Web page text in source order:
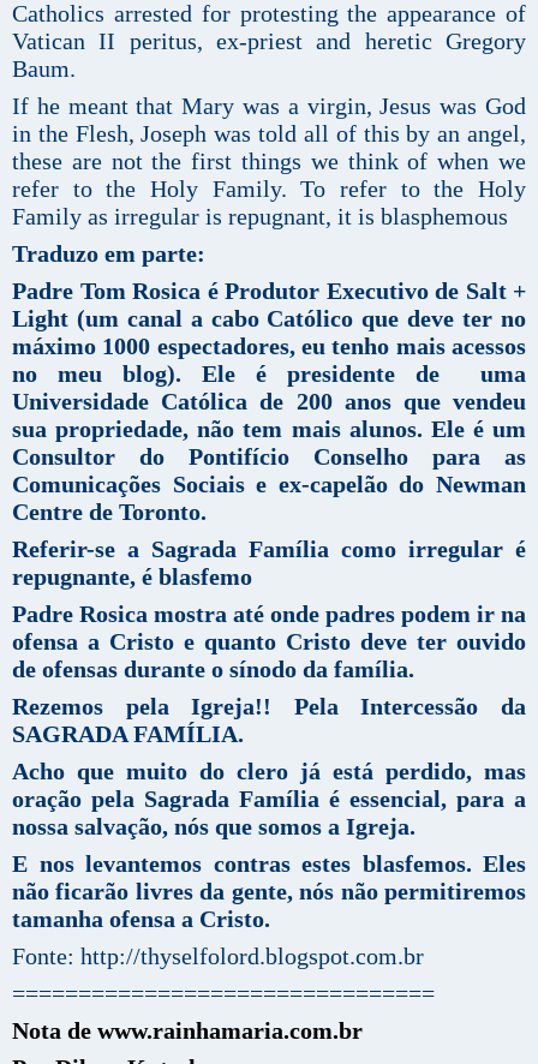
Catholics arrested for protesting the appearance of
Vatican II peritus, ex-priest and heretic Gregory
Baum.
If he meant that Mary was a virgin, Jesus was God
in the Flesh, Joseph was told all of this by an angel,
these are not the first things we think of when we
refer to the Holy Family. To refer to the Holy
Family as irregular is repugnant, it is blasphemous
Traduzo em parte:
Padre Tom Rosica é Produtor Executivo de Salt +
Light (um canal a cabo Católico que deve ter no
máximo 1000 espectadores, eu tenho mais acessos
no meu blog). Ele é presidente de uma
Universidade Católica de 200 anos que vendeu
sua propriedade, não tem mais alunos. Ele é um
Consultor do Pontifício Conselho para as
Comunicações Sociais e ex-capelão do Newman
Centre de Toronto.
Referir-se a Sagrada Família como irregular é
repugnante, é blasfemo
Padre Rosica mostra até onde padres podem ir na
ofensa a Cristo e quanto Cristo deve ter ouvido
de ofensas durante o sínodo da família.
Rezemos pela Igreja!! Pela Intercessão da
SAGRADA FAMÍLIA.
Acho que muito do clero já está perdido, mas
oração pela Sagrada Família é essencial, para a
nossa salvação, nós que somos a Igreja.
E nos levantemos contras estes blasfemos. Eles
não ficarão livres da gente, nós não permitiremos
tamanha ofensa a Cristo.
Fonte: http://thyselfolord.blogspot.com.br
================================
Nota de www.rainhamaria.com.br